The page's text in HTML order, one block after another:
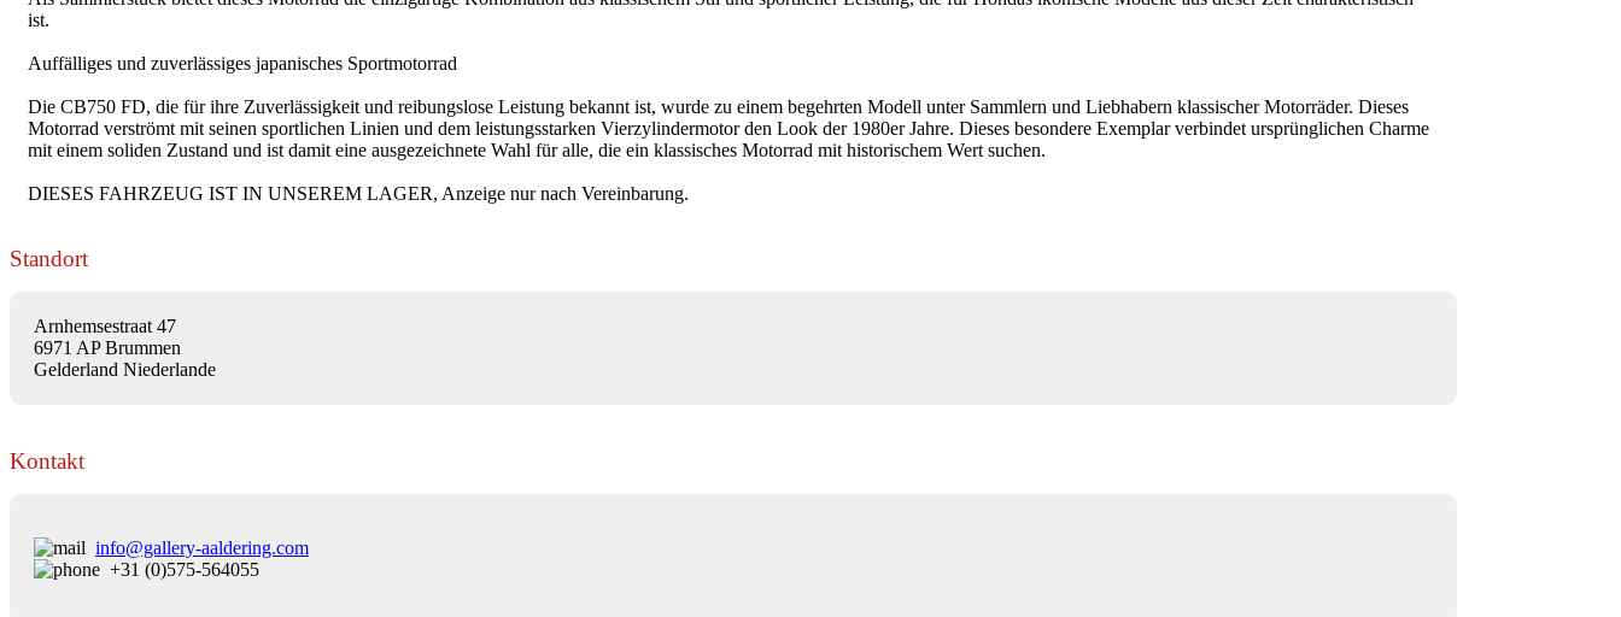
ist.
Auffälliges und zuverlässiges japanisches Sportmotorrad
Die CB750 FD, die für ihre Zuverlässigkeit und reibungslose Leistung bekannt ist, wurde zu einem begehrten Modell unter Sammlern und Liebhabern klassischer Motorräder. Dieses
Motorrad verströmt mit seinen sportlichen Linien und dem leistungsstarken Vierzylindermotor den Look der 1980er Jahre. Dieses besondere Exemplar verbindet ursprünglichen Charme
mit einem soliden Zustand und ist damit eine ausgezeichnete Wahl für alle, die ein klassisches Motorrad mit historischem Wert suchen.
DIESES FAHRZEUG IST IN UNSEREM LAGER, Anzeige nur nach Vereinbarung.
Standort
Arnhemsestraat 47
6971 AP Brummen
Gelderland Niederlande
Kontakt
info@gallery-aaldering.com
+31 (0)575-564055